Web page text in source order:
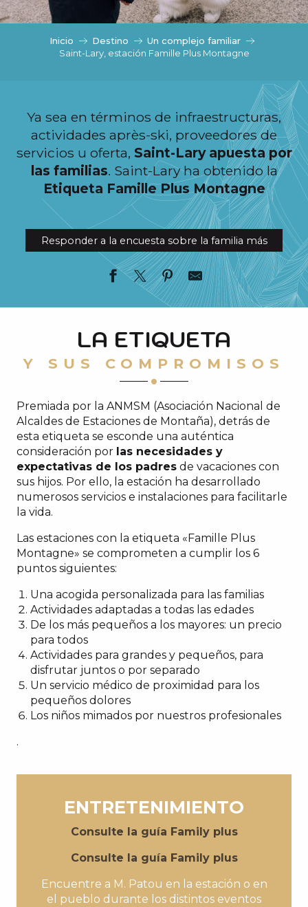
i
Inicio Destino
Un complejo familiar
Saint-Lary, estación Famille Plus Montagne
Ya sea en términos de infraestructuras,
actividades après-ski, proveedores de
servicios u oferta, Saint-Lary apuesta por
las familias. Saint-Lary ha obtenido la
Etiqueta Famille Plus Montagne
Responder a la encuesta sobre la familia más
LA ETIQUETA
Y SUS COMPROMISOS
Premiada por la ANMSM (Asociación Nacional de
Alcaldes de Estaciones de Montaña), detrás de
esta etiqueta se esconde una auténtica
consideración por las necesidades y
expectativas de los padres de vacaciones con
sus hijos. Por ello, la estación ha desarrollado
numerosos servicios e instalaciones para facilitarle
la vida.
Las estaciones con la etiqueta «Famille Plus
Montagne» se comprometen a cumplir los 6
puntos siguientes:
Una acogida personalizada para las familias
Actividades adaptadas a todas las edades
De los más pequeños a los mayores: un precio
para todos
Actividades para grandes y pequeños, para
disfrutar juntos o por separado
Un servicio médico de proximidad para los
pequeños dolores
Los niños mimados por nuestros profesionales
.
ENTRETENIMIENTO
Consulte la guía Family plus
Consulte la guía Family plus
Encuentre a M. Patou en la estación o en
el pueblo durante los distintos eventos